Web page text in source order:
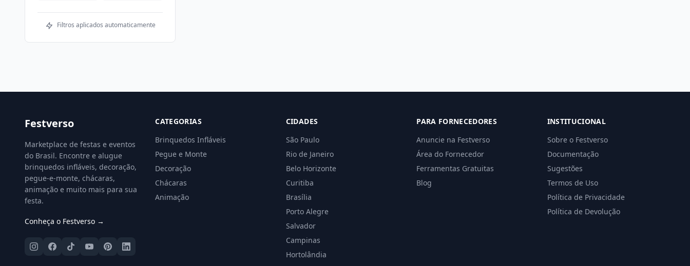
Filtros aplicados automaticamente
Festverso
Marketplace de festas e eventos
do Brasil. Encontre e alugue
brinquedos infláveis, decoração,
pegue-e-monte, chácaras,
animação e muito mais para sua
festa.
Conheça o Festverso →
CATEGORIAS
Brinquedos Infláveis
Pegue e Monte
Decoração
Chácaras
Animação
CIDADES
São Paulo
Rio de Janeiro
Belo Horizonte
Curitiba
Brasília
Porto Alegre
Salvador
Campinas
Hortolândia
PARA FORNECEDORES
Anuncie na Festverso
Área do Fornecedor
Ferramentas Gratuitas
Blog
INSTITUCIONAL
Sobre o Festverso
Documentação
Sugestões
Termos de Uso
Política de Privacidade
Política de Devolução